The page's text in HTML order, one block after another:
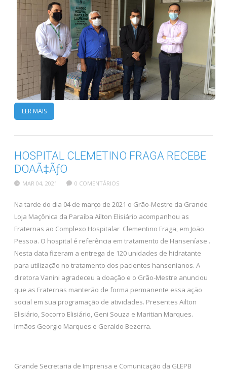
LER MAIS
HOSPITAL CLEMETINO FRAGA RECEBE
DOAÃ‡ÃƒO
MAR 04, 2021 0 COMENTÁRIOS
Na tarde do dia 04 de março de 2021 o Grão-Mestre da Grande
Loja Maçônica da Paraíba Aílton Elisiário acompanhou as
Fraternas ao Complexo Hospitalar Clementino Fraga, em João
Pessoa. O hospital é referência em tratamento de Hanseníase .
Nesta data fizeram a entrega de 120 unidades de hidratante
para utilização no tratamento dos pacientes hansenianos. A
diretora Vanini agradeceu a doação e o Grão-Mestre anunciou
que as Fraternas manterão de forma permanente essa ação
social em sua programação de atividades. Presentes Ailton
Elisiário, Socorro Elisiário, Geni Souza e Maritian Marques.
Irmãos Georgio Marques e Geraldo Bezerra.
Grande Secretaria de Imprensa e Comunicação da GLEPB